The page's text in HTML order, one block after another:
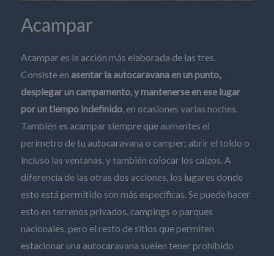
Acampar
Acampar es la acción más elaborada de las tres.
Consiste en asentar la autocaravana en un punto,
desplegar un campamento, y mantenerse en ese lugar
por un tiempo indefinido, en ocasiones varias noches.
También es acampar siempre que aumentes el
perímetro de tu autocaravana o camper; abrir el toldo o
incluso las ventanas, y también colocar los calzos. A
diferencia de las otras dos acciones, los lugares donde
esto está permitido son más específicas. Se puede hacer
esto en terrenos privados, campings o parques
nacionales, pero el resto de sitios que permiten
estacionar una autocaravana suelen tener prohibido